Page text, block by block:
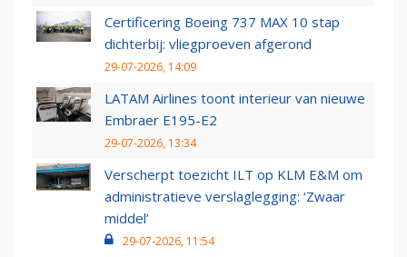
Certificering Boeing 737 MAX 10 stap
dichterbij: vliegproeven afgerond
29-07-2026, 14:09
LATAM Airlines toont interieur van nieuwe
Embraer E195-E2
29-07-2026, 13:34
Verscherpt toezicht ILT op KLM E&M om
administratieve verslaglegging: ‘Zwaar
middel’
29-07-2026, 11:54